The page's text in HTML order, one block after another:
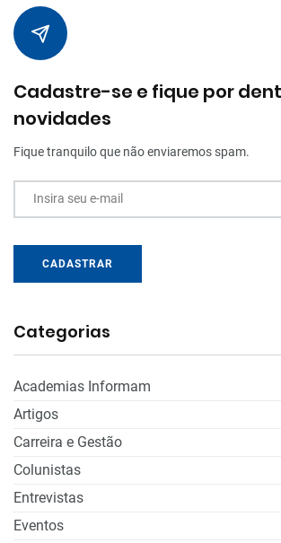
Cadastre-se e fique por
novidades
Fique tranquilo que não enviaremos spam.
Insira seu e-mail
CADASTRAR
Categorias
Academias Informam
Artigos
Carreira e Gestão
Colunistas
Entrevistas
Eventos